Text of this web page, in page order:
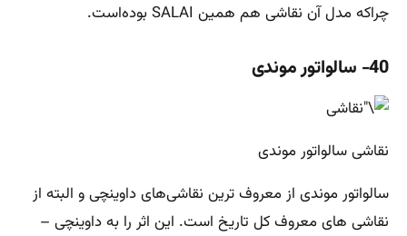
چراکه مدل آن نقاشی هم همین SALAI بوده‌است.
40- سالواتور موندی
نقاشی سالواتور موندی
سالواتور موندی از معروف ترین نقاشی‌های داوینچی و البته از
نقاشی های معروف کل تاریخ است. این اثر را به داوینچی –